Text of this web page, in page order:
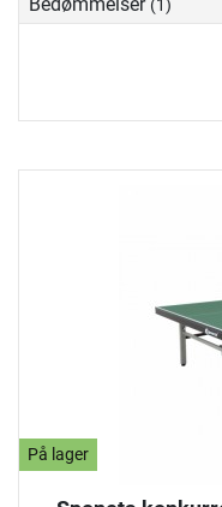
(1)
På lager